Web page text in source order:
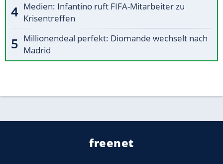
Medien: Infantino ruft FIFA-Mitarbeiter zu
Krisentreffen
Millionendeal perfekt: Diomande wechselt nach
Madrid
freenet